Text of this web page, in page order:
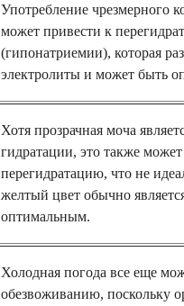
Употребление чрезмерного
может привести к
(гипонатриемии), которая
электролиты и может быть
Хотя прозрачная моча
гидратации, это также может
перегидратацию, что не
желтый цвет обычно
оптимальным.
Холодная погода все еще
обезвоживанию, поскольку